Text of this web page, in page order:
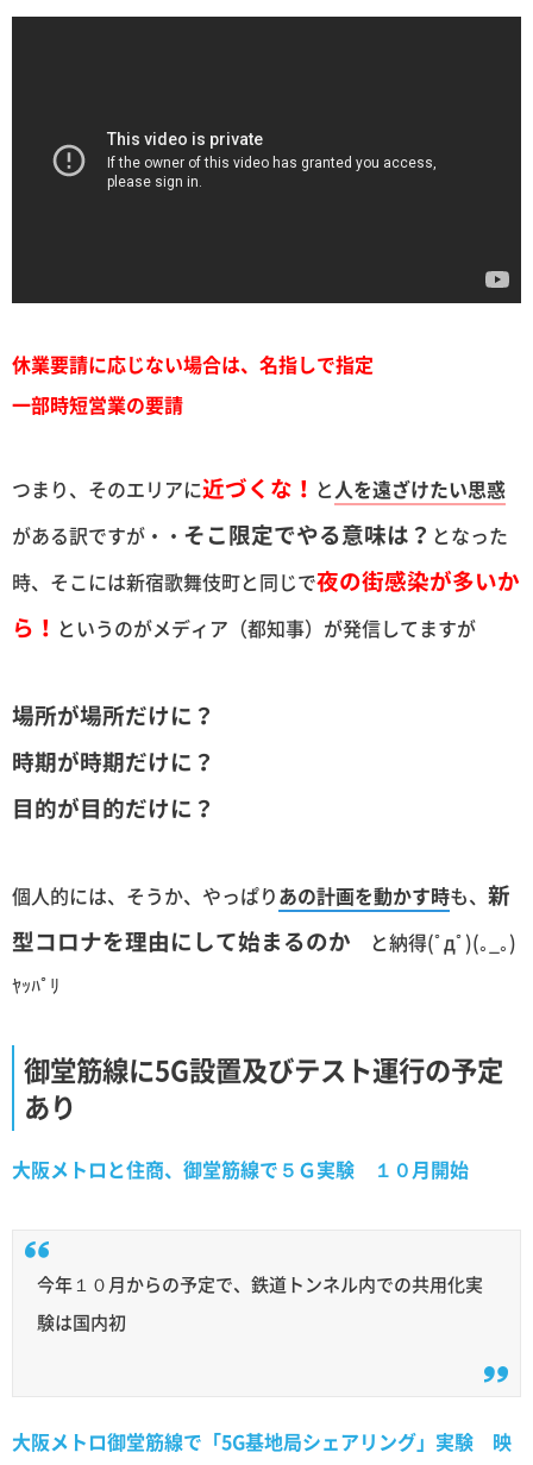
休業要請に応じない場合は、名指しで指定
一部時短営業の要請
つまり、そのエリアに近づくな！ と人を遠ざけたい思惑
がある訳ですが・・ そこ限定でやる意味は？ となった
時、そこには新宿歌舞伎町と同じで夜の街感染が多いか
ら！ というのがメディア（都知事）が発信してますが
場所が場所だけに？
時期が時期だけに？
目的が目的だけに？
個人的には、そうか、やっぱりあの計画を動かす時も、 新
型コロナを理由にして始まるのか と納得(ﾟдﾟ)(｡_｡)
ﾔｯﾊﾟﾘ
御堂筋線に5G設置及びテスト運行の予定
あり
大阪メトロと住商、御堂筋線で５Ｇ実験 １０月開始
今年１０月からの予定で、鉄道トンネル内での共用化実
験は国内初
大阪メトロ御堂筋線で「5G基地局シェアリング」実験 映